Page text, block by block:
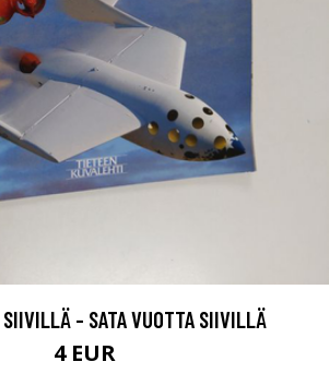
- SATA VUOTTA SIIVILLÄ
4 EUR